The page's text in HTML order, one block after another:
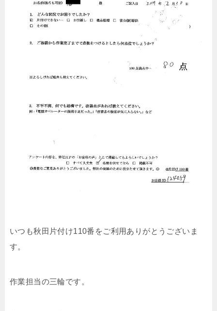
いつも秋田片付け110番をご利用ありがとうございま
す。
作業担当の三輪です。